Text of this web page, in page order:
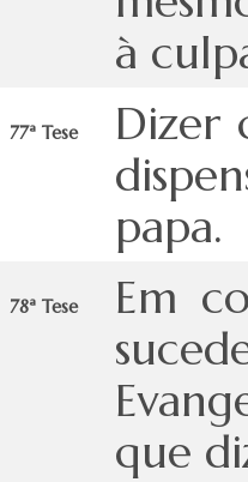
à
77ª Tese
Dizer
papa.
78ª Tese
Em
que